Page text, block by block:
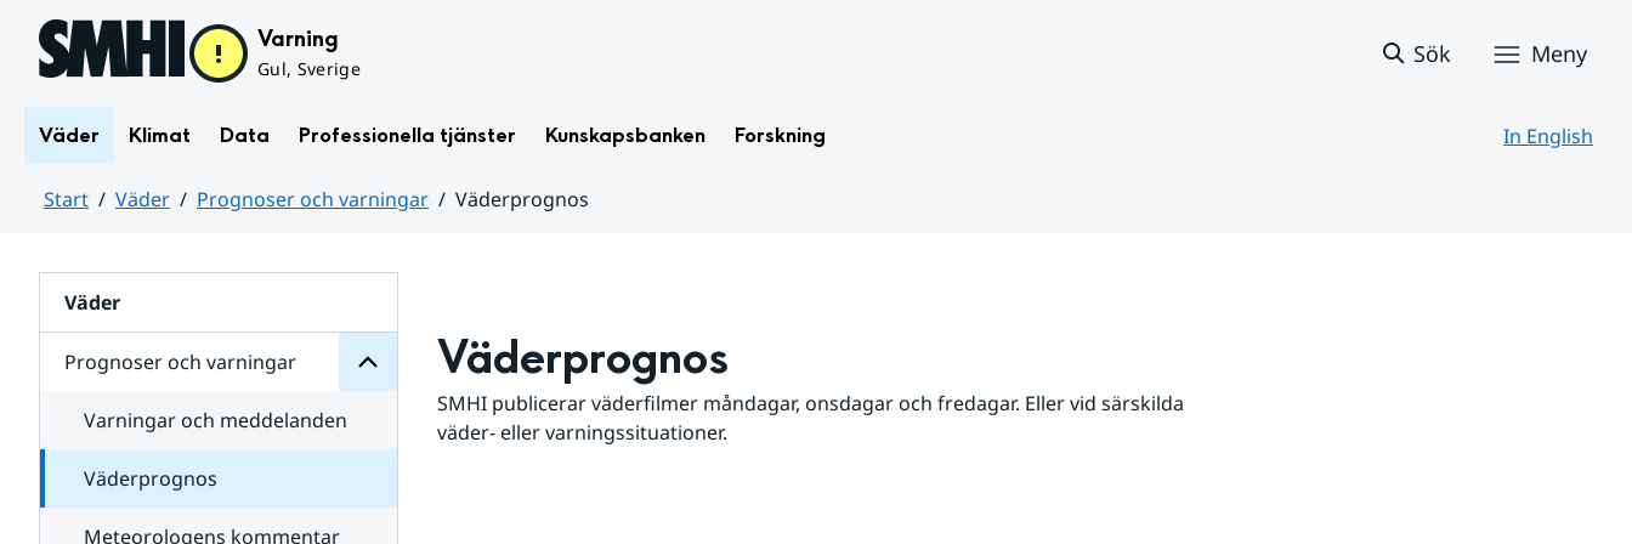
Hoppa till sidans innehåll Varning
Gul, Sverige
Sök Meny
Väder Klimat Data Professionella tjänster Kunskapsbanken Forskning In English
Start Väder Prognoser och varningar
Väderprognos
Väder
Prognoser och varningar
för
varningar
Varningar och meddelanden
Väderprognos
Meteorologens kommentar
Väderprognos
SMHI publicerar väderfilmer måndagar, onsdagar och fredagar. Eller vid särskilda
väder- eller varningssituationer.